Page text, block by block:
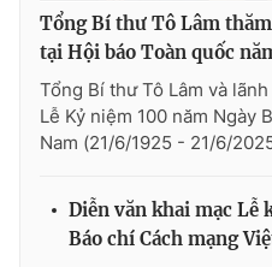
Tổng Bí thư Tô Lâm
tại Hội báo Toàn quốc
Tổng Bí thư Tô Lâm và
Lễ Kỷ niệm 100 năm Ngày
Nam (21/6/1925 - 21/6/
Diễn văn khai mạc Lễ
Báo chí Cách mạng